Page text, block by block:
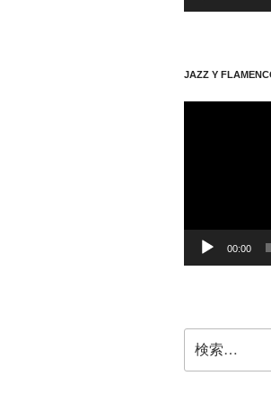
JAZZ Y
ー
00:00
索: